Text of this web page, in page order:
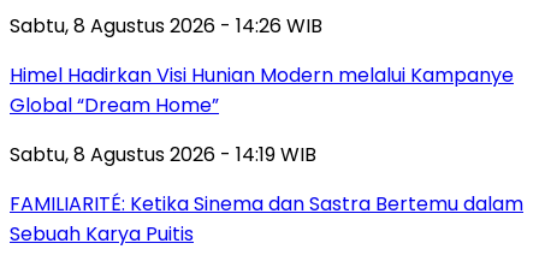
Sabtu, 8 Agustus 2026 - 14:26 WIB
Himel Hadirkan Visi Hunian Modern melalui Kampanye
Global “Dream Home”
Sabtu, 8 Agustus 2026 - 14:19 WIB
FAMILIARITÉ: Ketika Sinema dan Sastra Bertemu dalam
Sebuah Karya Puitis